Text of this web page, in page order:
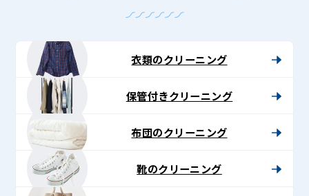
ト〉
衣類のクリーニング
保管付きクリーニング
布団のクリーニング
靴のクリーニング